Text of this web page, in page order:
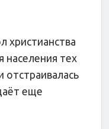
христианства
населения тех
отстраивалась
еще